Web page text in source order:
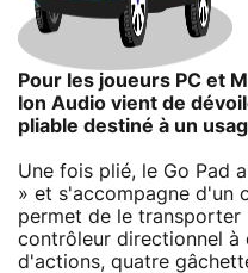
Pour les joueurs PC et
Ion Audio vient de
pliable destiné à un
Une fois plié, le Go Pad
» et s'accompagne d'un
permet de le
contrôleur directionnel à
d'actions, quatre